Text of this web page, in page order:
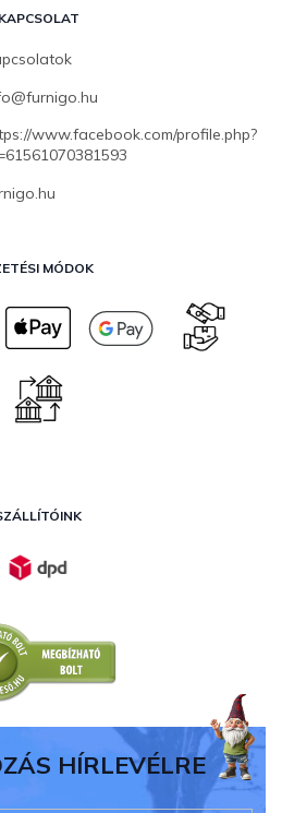
KAPCSOLAT
@furnigo.hu
www.facebook.com/profile.php?
MÓDOK
HÍRLEVÉLRE